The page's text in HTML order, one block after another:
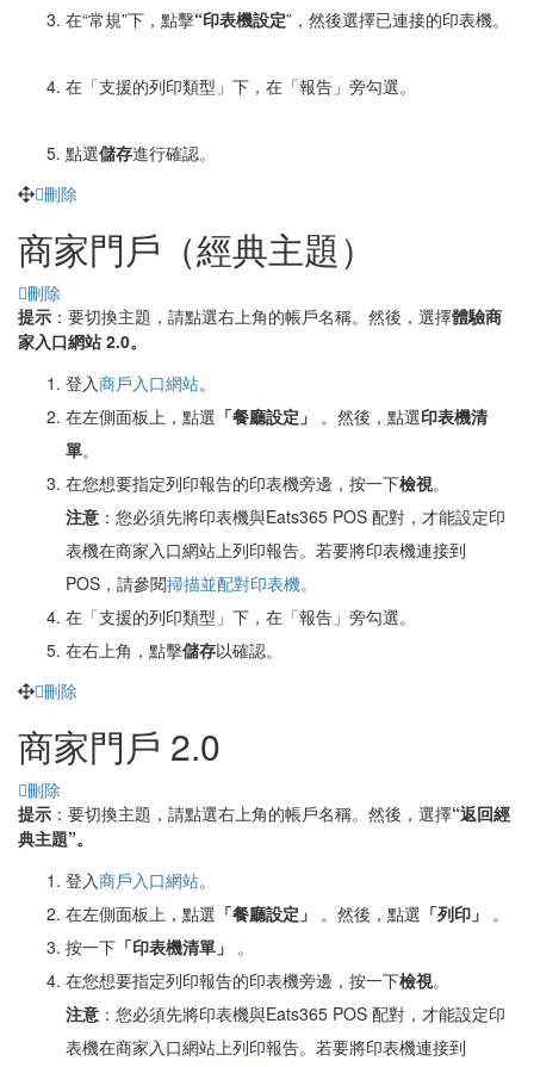
在“常規”下，點擊“印表機設定”，然後選擇已連接的印表機。
在「支援的列印類型」下，在「報告」旁勾選。
點選儲存進行確認。
刪除
商家門戶（經典主題）
刪除
提示 ：要切換主題，請點選右上角的帳戶名稱。然後，選擇體驗商
家入口網站 2.0。
登入商戶入口網站。
在左側面板上，點選 「餐廳設定」 。然後，點選印表機清
單。
在您想要指定列印報告的印表機旁邊，按一下檢視。
注意 ：您必須先將印表機與Eats365 POS 配對，才能設定印
表機在商家入口網站上列印報告。若要將印表機連接到
POS，請參閱掃描並配對印表機。
在「支援的列印類型」下，在「報告」旁勾選。
在右上角，點擊儲存以確認。
刪除
商家門戶 2.0
刪除
提示 ：要切換主題，請點選右上角的帳戶名稱。然後，選擇“返回經
典主題”。
登入商戶入口網站。
在左側面板上，點選 「餐廳設定」 。然後，點選 「列印」 。
按一下 「印表機清單」 。
在您想要指定列印報告的印表機旁邊，按一下檢視。
注意 ：您必須先將印表機與Eats365 POS 配對，才能設定印
表機在商家入口網站上列印報告。若要將印表機連接到